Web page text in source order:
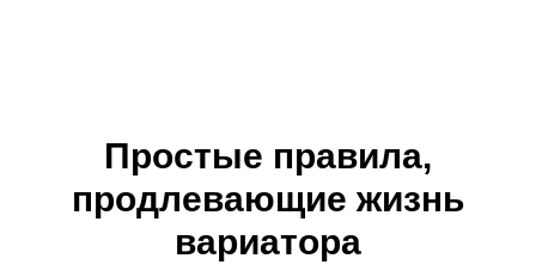
Простые правила,
продлевающие жизнь
вариатора